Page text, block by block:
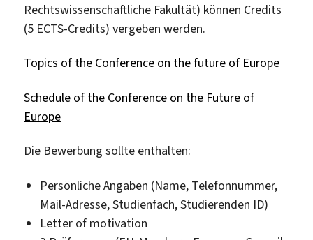
Rechtswissenschaftliche Fakultät) können Credits
(5 ECTS-Credits) vergeben werden.
Topics of the Conference on the future of Europe
Schedule of the Conference on the Future of
Europe
Die Bewerbung sollte enthalten:
Persönliche Angaben (Name, Telefonnummer,
Mail-Adresse, Studienfach, Studierenden ID)
Letter of motivation